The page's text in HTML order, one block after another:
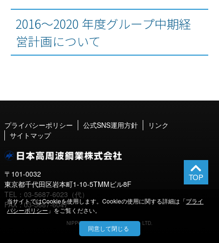
2016～2020 年度グループ中期経
営計画について
プライバシーポリシー 公式SNS運用方針
リンク
サイトマップ
〒101-0032
東京都千代田区岩本町1-10-5TMMビル8F
TEL：03-5687-6023（代）
FAX：03-5687-6047
NIPPON KOSHUHA STEEL CO,. LTD.
2010.All Rights Reserved.
当サイトではCookieを使用します。Cookieの使用に関する詳細は「プライ
バシーポリシー 」をご覧ください。
同意して閉じる